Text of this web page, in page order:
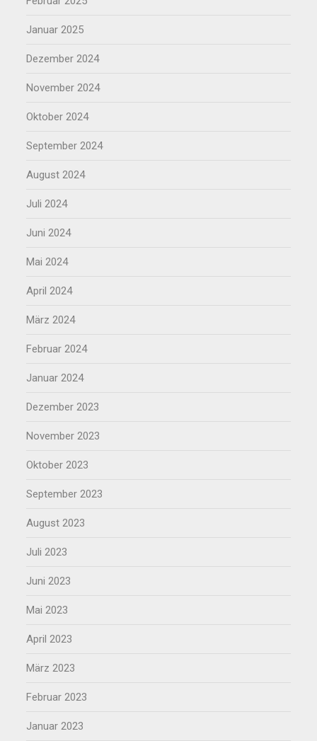
Januar 2025
Dezember 2024
November 2024
Oktober 2024
September 2024
August 2024
Juli 2024
Juni 2024
Mai 2024
April 2024
März 2024
Februar 2024
Januar 2024
Dezember 2023
November 2023
Oktober 2023
September 2023
August 2023
Juli 2023
Juni 2023
Mai 2023
April 2023
März 2023
Februar 2023
Januar 2023